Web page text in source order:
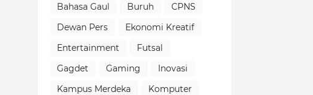
Bahasa Gaul
Buruh
CPNS
Dewan Pers
Ekonomi Kreatif
Entertainment
Futsal
Gagdet
Gaming
Inovasi
Kampus Merdeka
Komputer